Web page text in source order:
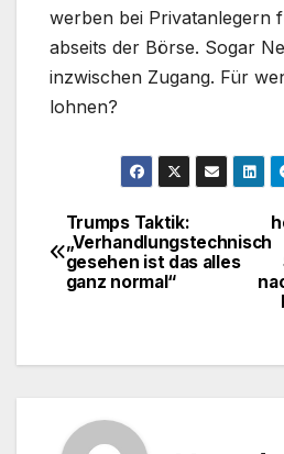
werben bei Privatanlegern
abseits der Börse. Sogar
inzwischen Zugang. Für
lohnen?
Trumps Taktik:
„Verhandlungstechnisch
gesehen ist das alles
ganz normal“